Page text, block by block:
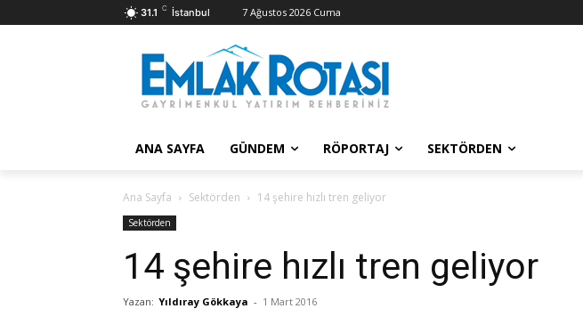
31.1 C İstanbul 7 Ağustos 2026 Cuma
ANA SAYFA GÜNDEM RÖPORTAJ SEKTÖRDEN
Ana Sayfa Sektörden 14 şehire hızlı tren geliyor
Sektörden
14 şehire hızlı tren geliyor
Yazan: Yıldıray Gökkaya - 1 Mart 2016